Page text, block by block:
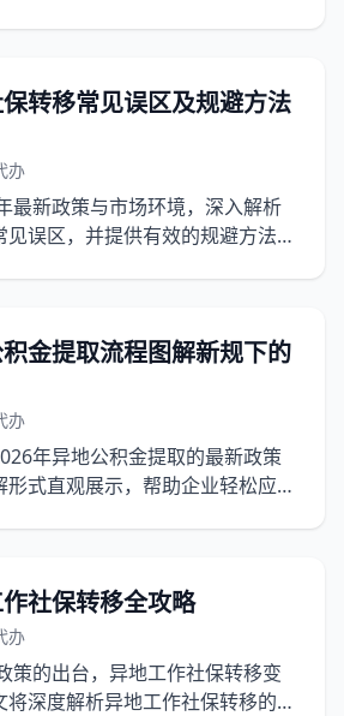
转移常见误区及规避方法
办
最新政策与市场环境，深入解析
误区，并提供有效的规避方法，
金提取流程图解新规下的
办
年异地公积金提取的最新政策
式直观展示，帮助企业轻松应对
社保转移全攻略
办
策的出台，异地工作社保转移变
深度解析异地工作社保转移的实